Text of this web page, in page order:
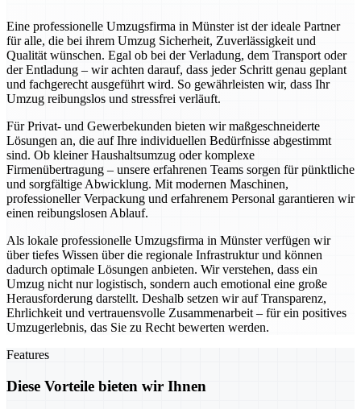
Eine professionelle Umzugsfirma in Münster ist der ideale Partner
für alle, die bei ihrem Umzug Sicherheit, Zuverlässigkeit und
Qualität wünschen. Egal ob bei der Verladung, dem Transport oder
der Entladung – wir achten darauf, dass jeder Schritt genau geplant
und fachgerecht ausgeführt wird. So gewährleisten wir, dass Ihr
Umzug reibungslos und stressfrei verläuft.
Für Privat- und Gewerbekunden bieten wir maßgeschneiderte
Lösungen an, die auf Ihre individuellen Bedürfnisse abgestimmt
sind. Ob kleiner Haushaltsumzug oder komplexe
Firmenübertragung – unsere erfahrenen Teams sorgen für pünktliche
und sorgfältige Abwicklung. Mit modernen Maschinen,
professioneller Verpackung und erfahrenem Personal garantieren wir
einen reibungslosen Ablauf.
Als lokale professionelle Umzugsfirma in Münster verfügen wir
über tiefes Wissen über die regionale Infrastruktur und können
dadurch optimale Lösungen anbieten. Wir verstehen, dass ein
Umzug nicht nur logistisch, sondern auch emotional eine große
Herausforderung darstellt. Deshalb setzen wir auf Transparenz,
Ehrlichkeit und vertrauensvolle Zusammenarbeit – für ein positives
Umzugerlebnis, das Sie zu Recht bewerten werden.
Features
Diese Vorteile bieten wir Ihnen